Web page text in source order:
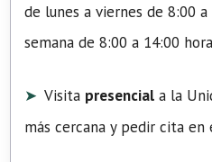
de lunes a viernes de 8:00
semana de 8:00 a 14:00
Visita presencial a la
más cercana y pedir cita en